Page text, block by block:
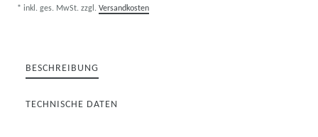
* inkl. ges. MwSt. zzgl. Versandkosten
BESCHREIBUNG
TECHNISCHE DATEN